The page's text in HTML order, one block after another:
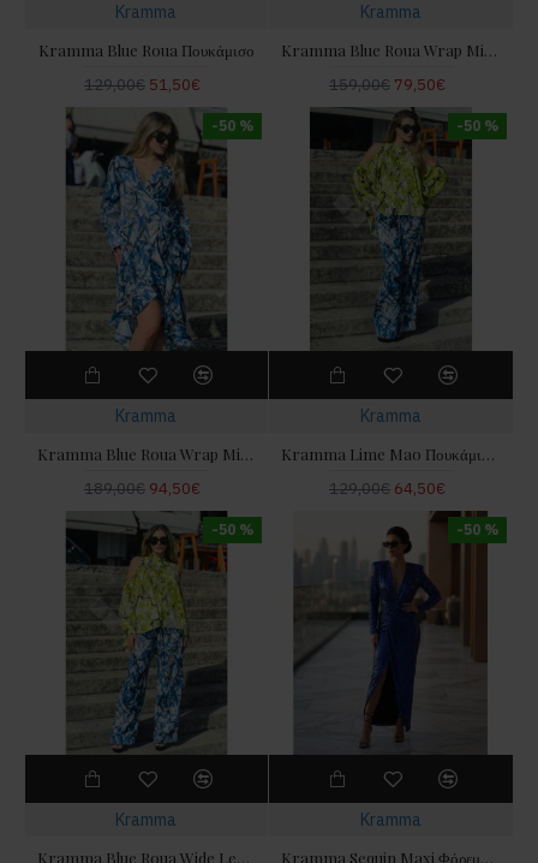
Kramma
Kramma Blue Roua Πουκάμισο
129,00€ 51,50€
Kramma
Kramma Blue Roua Wrap Mini Φόρεμα
159,00€ 79,50€
-50 %
Kramma
Kramma Blue Roua Wrap Midi Φόρεμα
189,00€ 94,50€
-50 %
Kramma
Kramma Lime Mao Πουκάμισο Με Ανοίγματα Στους Ώμους
129,00€ 64,50€
-50 %
Kramma
Kramma Blue Roua Wide Leg Παντελόνι
-50 %
Kramma
Kramma Sequin Maxi Φόρεμα Μπλε Ρουά